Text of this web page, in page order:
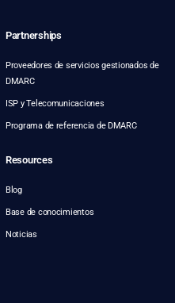
Partnerships
Proveedores de servicios gestionados de
DMARC
ISP y Telecomunicaciones
Programa de referencia de DMARC
Resources
Blog
Base de conocimientos
Noticias